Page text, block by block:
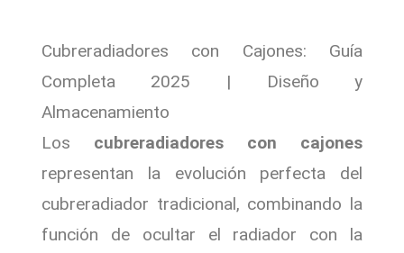
Cubreradiadores con Cajones: Guía
Completa 2025 | Diseño y
Almacenamiento
Los cubreradiadores con cajones
representan la evolución perfecta del
cubreradiador tradicional, combinando la
función de ocultar el radiador con la